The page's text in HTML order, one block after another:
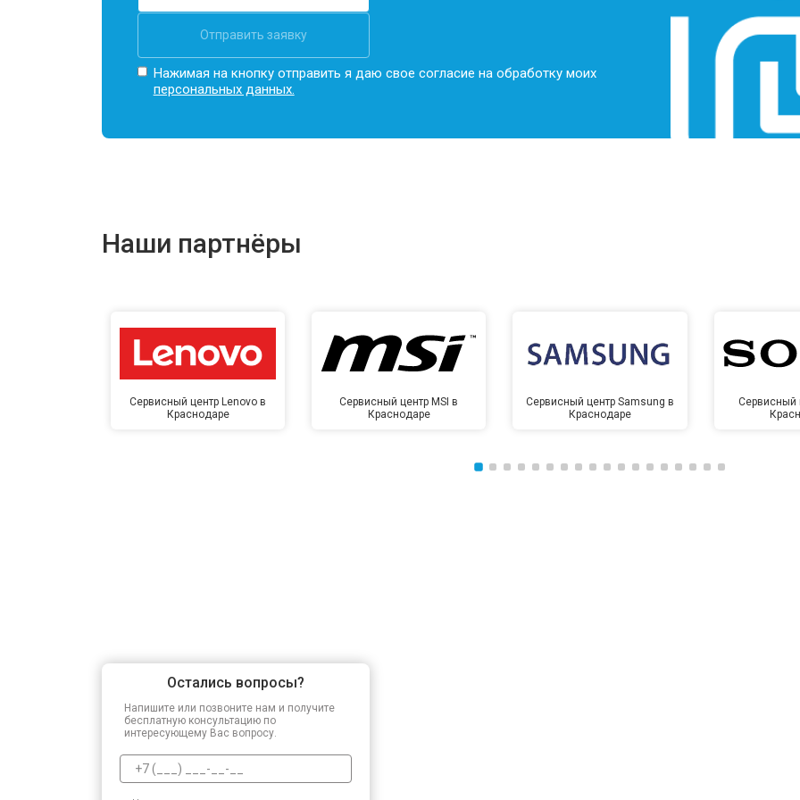
Замена северного моста от 100 мин
Отправить заявку
Нажимая на кнопку отправить я даю свое согласие на обработку моих
персональных данных.
Наши партнёры
Сервисный центр Lenovo в
Краснодаре
Сервисный центр MSI в
Краснодаре
Сервисный центр Samsung в
Краснодаре
Сервисный
Остались вопросы?
Напишите или позвоните нам и получите
бесплатную консультацию по
интересующему Вас вопросу.